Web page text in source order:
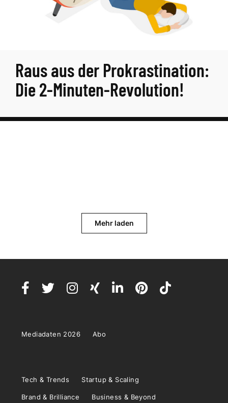
Raus aus der Prokrastination:
Die 2-Minuten-Revolution!
Mehr laden
Mediadaten 2026 Abo
Tech & Trends Startup & Scaling
Brand & Brilliance Business & Beyond